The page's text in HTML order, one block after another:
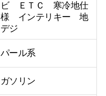
ビ ＥＴＣ 寒冷地仕
様 インテリキー 地
デジ
パール系
ガソリン